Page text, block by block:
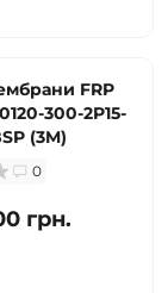
FRP
300-2P15-
(3M)
0
грн.